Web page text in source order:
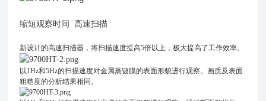
缩短观察时间 高速扫描
新设计的高速扫描器，将扫描速度提高5倍以上，极大提高了工作效率。
以1Hz和5Hz的扫描速度对金属蒸镀膜的表面形貌进行观察。画质及表面
粗糙度的分析结果相同。